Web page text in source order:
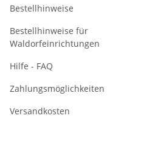
Bestellhinweise
Bestellhinweise für
Waldorfeinrichtungen
Hilfe - FAQ
Zahlungsmöglichkeiten
Versandkosten